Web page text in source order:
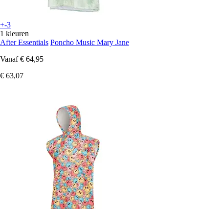
+-3
1 kleuren
After Essentials Poncho Music Mary Jane
Vanaf € 64,95
€ 63,07